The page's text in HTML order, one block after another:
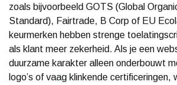
zoals bijvoorbeeld GOTS (Global
Standard), Fairtrade, B Corp of EU
keurmerken hebben strenge
als klant meer zekerheid. Als je een
duurzame karakter alleen onderbouwt
logo’s of vaag klinkende certificeringen,